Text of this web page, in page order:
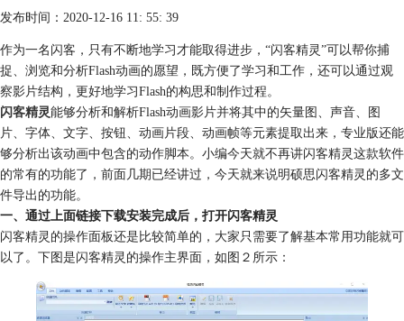
发布时间：2020-12-16 11: 55: 39
作为一名闪客，只有不断地学习才能取得进步，“闪客精灵”可以帮你捕
捉、浏览和分析Flash动画的愿望，既方便了学习和工作，还可以通过观
察影片结构，更好地学习Flash的构思和制作过程。
闪客精灵能够分析和解析Flash动画影片并将其中的矢量图、声音、图
片、字体、文字、按钮、动画片段、动画帧等元素提取出来，专业版还能
够分析出该动画中包含的动作脚本。小编今天就不再讲闪客精灵这款软件
的常有的功能了，前面几期已经讲过，今天就来说明硕思闪客精灵的多文
件导出的功能。
一、通过上面链接下载安装完成后，打开闪客精灵
闪客精灵的操作面板还是比较简单的，大家只需要了解基本常用功能就可
以了。下图是闪客精灵的操作主界面，如图２所示：